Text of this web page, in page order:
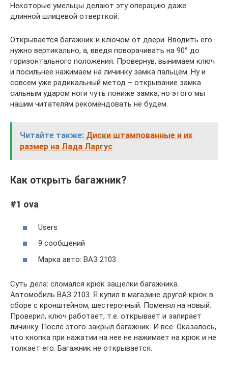
Некоторые умельцы делают эту операцию даже
длинной шлицевой отверткой.
Открывается багажник и ключом от двери. Вводить его
нужно вертикально, а, введя поворачивать на 90° до
горизонтального положения. Провернув, вынимаем ключ
и посильнее нажимаем на личинку замка пальцем. Ну и
совсем уже радикальный метод – открывание замка
сильным ударом ноги чуть пониже замка, но этого мы
нашим читателям рекомендовать не будем.
Читайте также: Диски штампованные и их
размер на Лада Ларгус
Как открыть багажник?
#1 ova
Users
9 сообщений
Марка авто: ВАЗ 2103
Суть дела: сломался крюк защелки багажника.
Автомобиль ВАЗ 2103. Я купил в магазине другой крюк в
сборе с кронштейном, шестерочный. Поменял на новый.
Проверил, ключ работает, т.е. открывает и запирает
личинку. После этого закрыл багажник. И все. Оказалось,
что кнопка при нажатии на нее не нажимает на крюк и не
толкает его. Багажник не открывается.